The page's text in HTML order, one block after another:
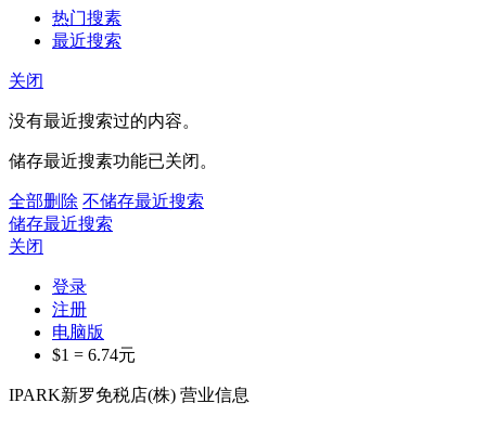
热门搜素
最近搜索
关闭
没有最近搜索过的内容。
储存最近搜素功能已关闭。
全部删除 不储存最近搜索
储存最近搜索
关闭
登录
注册
电脑版
$1 = 6.74元
IPARK新罗免税店(株) 营业信息